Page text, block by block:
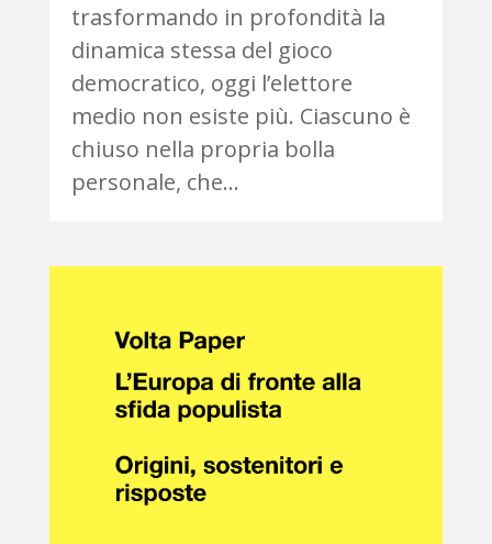
trasformando in profondità la
dinamica stessa del gioco
democratico, oggi l’elettore
medio non esiste più. Ciascuno è
chiuso nella propria bolla
personale, che...